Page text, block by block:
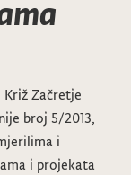
Začretje
broj 5/2013,
i
i projekata